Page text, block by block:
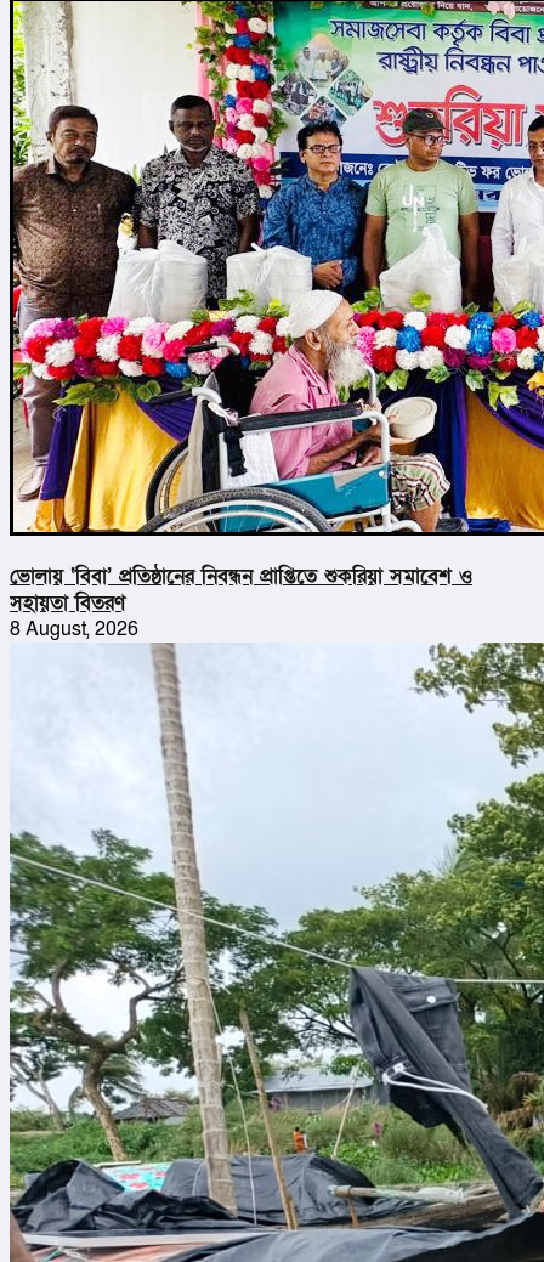
ভোলায় ‘বিবা’ প্রতিষ্ঠানের নিবন্ধন প্রাপ্তিতে শুকরিয়া সমাবেশ ও
সহায়তা বিতরণ
8 August, 2026